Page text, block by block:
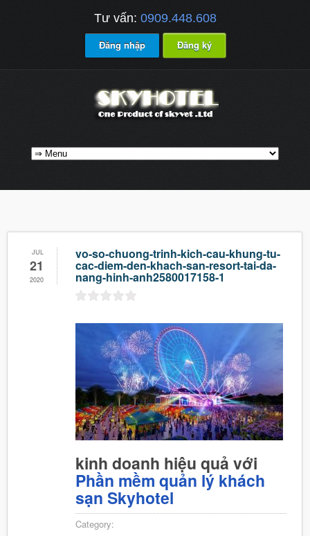
Tư vấn: 0909.448.608
Đăng nhập Đăng ký
JUL
21
2020
vo-so-chuong-trinh-kich-cau-khung-tu-
cac-diem-den-khach-san-resort-tai-da-
nang-hinh-anh2580017158-1
kinh doanh hiệu quả với
Phần mềm quản lý khách
sạn Skyhotel
Category: